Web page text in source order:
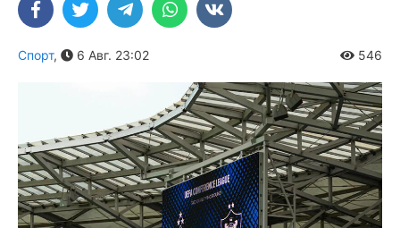
Спорт, 6 Авг. 23:02 546